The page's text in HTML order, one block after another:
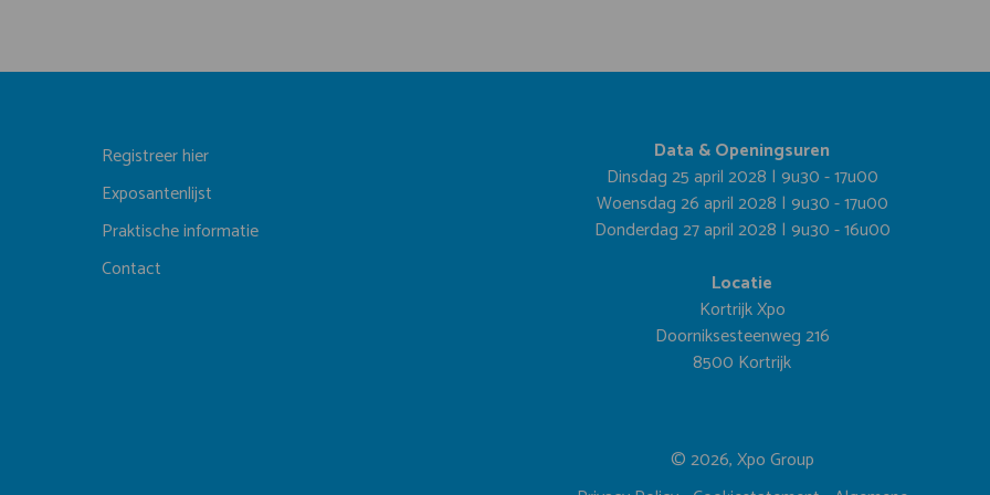
Registreer hier
Exposantenlijst
Praktische informatie
Contact
Data & Openingsuren
Dinsdag 25 april 2028 | 9u30 - 17u00
Woensdag 26 april 2028 | 9u30 - 17u00
Donderdag 27 april 2028 | 9u30 - 16u00
Locatie
Kortrijk Xpo
Doorniksesteenweg 216
8500 Kortrijk
© 2026, Xpo Group